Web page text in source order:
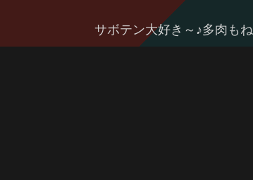
サボテン大好き～♪多肉もね